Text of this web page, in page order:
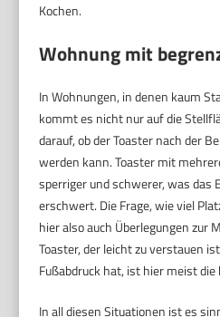
Kochen.
Wohnung mit
In Wohnungen, in denen kaum
kommt es nicht nur auf die
darauf, ob der Toaster nach der
werden kann. Toaster mit
sperriger und schwerer, was das
erschwert. Die Frage, wie viel
hier also auch Überlegungen zur
Toaster, der leicht zu verstauen
Fußabdruck hat, ist hier meist die
In all diesen Situationen ist es